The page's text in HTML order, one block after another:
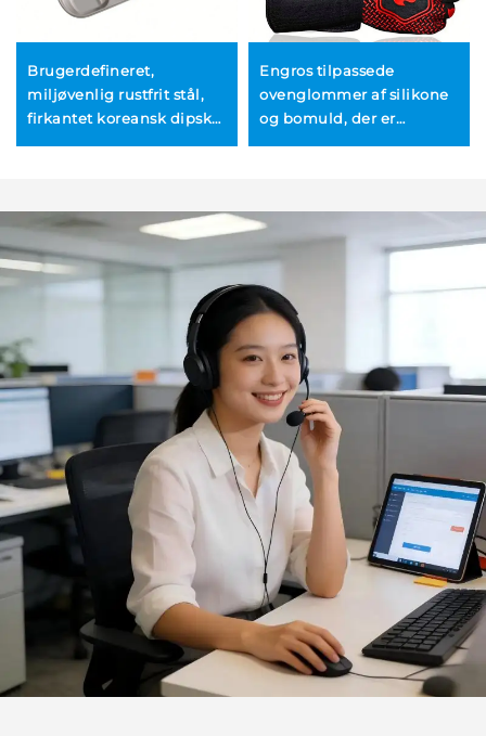
Brugerdefineret,
miljøvenlig rustfrit stål,
firkantet koreansk dipskål
til BBQ, hot pot og kød til
– 100 stk.
Engros tilpassede
ovenglommer af silikone
og bomuld, der er
modstandsdygtige over
forbrændinger –
varmeisolerende
handsker til grill og BBQ